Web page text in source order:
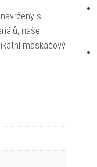
s
naše
maskáčový